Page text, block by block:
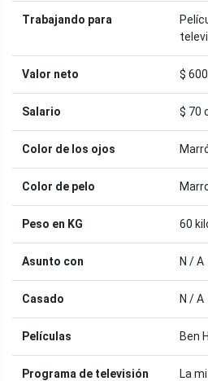
Trabajando para
Valor neto $
Salario $ 70
Color de los ojos
Color de pelo
Peso en KG 60
Asunto con N / A
Casado N / A
Películas Ben
Programa de televisión La